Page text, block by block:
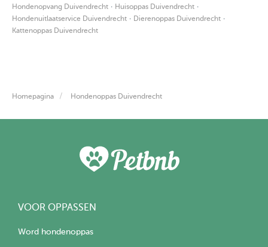
Hondenopvang Duivendrecht · Huisoppas Duivendrecht ·
Hondenuitlaatservice Duivendrecht · Dierenoppas Duivendrecht ·
Kattenoppas Duivendrecht
Homepagina Hondenoppas Duivendrecht
VOOR OPPASSEN
Word hondenoppas